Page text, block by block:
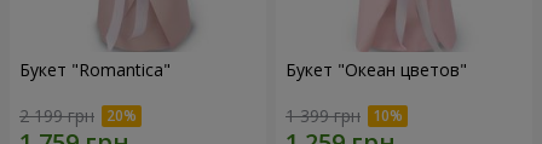
Букет "Romantica"
2 199 грн
Букет "Океан цветов"
1 399 грн